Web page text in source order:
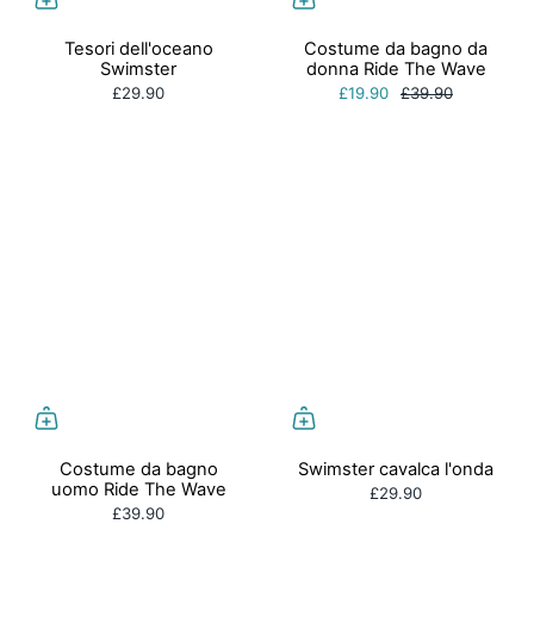
Tesori dell'oceano
Swimster
£29.90
Costume da bagno da
donna Ride The Wave
£19.90 £39.90
Costume da bagno
uomo Ride The Wave
£39.90
Swimster cavalca l'onda
£29.90